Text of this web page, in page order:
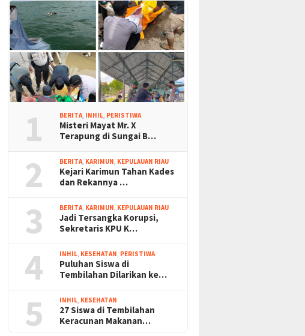
1 BERITA INHIL PERISTIWA
Misteri Mayat Mr. X
Terapung di Sungai B…
2 BERITA KARIMUN KEPULAUAN RIAU
Kejari Karimun Tahan Kades
dan Rekannya …
3 BERITA KARIMUN KEPULAUAN RIAU
Jadi Tersangka Korupsi,
Sekretaris KPU K…
4 INHIL KESEHATAN PERISTIWA
Puluhan Siswa di
Tembilahan Dilarikan ke…
5 INHIL KESEHATAN
27 Siswa di Tembilahan
Keracunan Makanan…